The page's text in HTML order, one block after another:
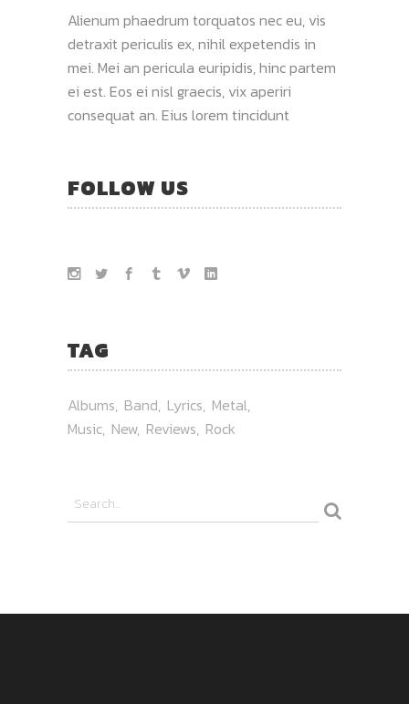
Alienum phaedrum torquatos nec eu, vis
detraxit periculis ex, nihil expetendis in
mei. Mei an pericula euripidis, hinc partem
ei est. Eos ei nisl graecis, vix aperiri
consequat an. Eius lorem tincidunt
FOLLOW US
TAG
Albums Band Lyrics Metal
Music New Reviews Rock